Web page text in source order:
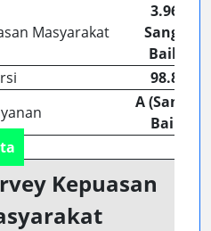
Masyarakat
3.96 (
Sangat
Baik )
98.89
A (Sangat
Baik)
Kepuasan